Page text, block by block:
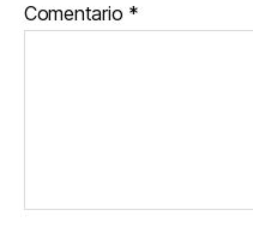
Comentario *